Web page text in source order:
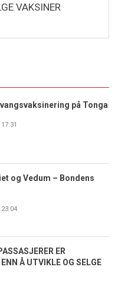
VAKSINER
på Tonga
og Vedum – Bondens
ER
ENN Å UTVIKLE OG SELGE